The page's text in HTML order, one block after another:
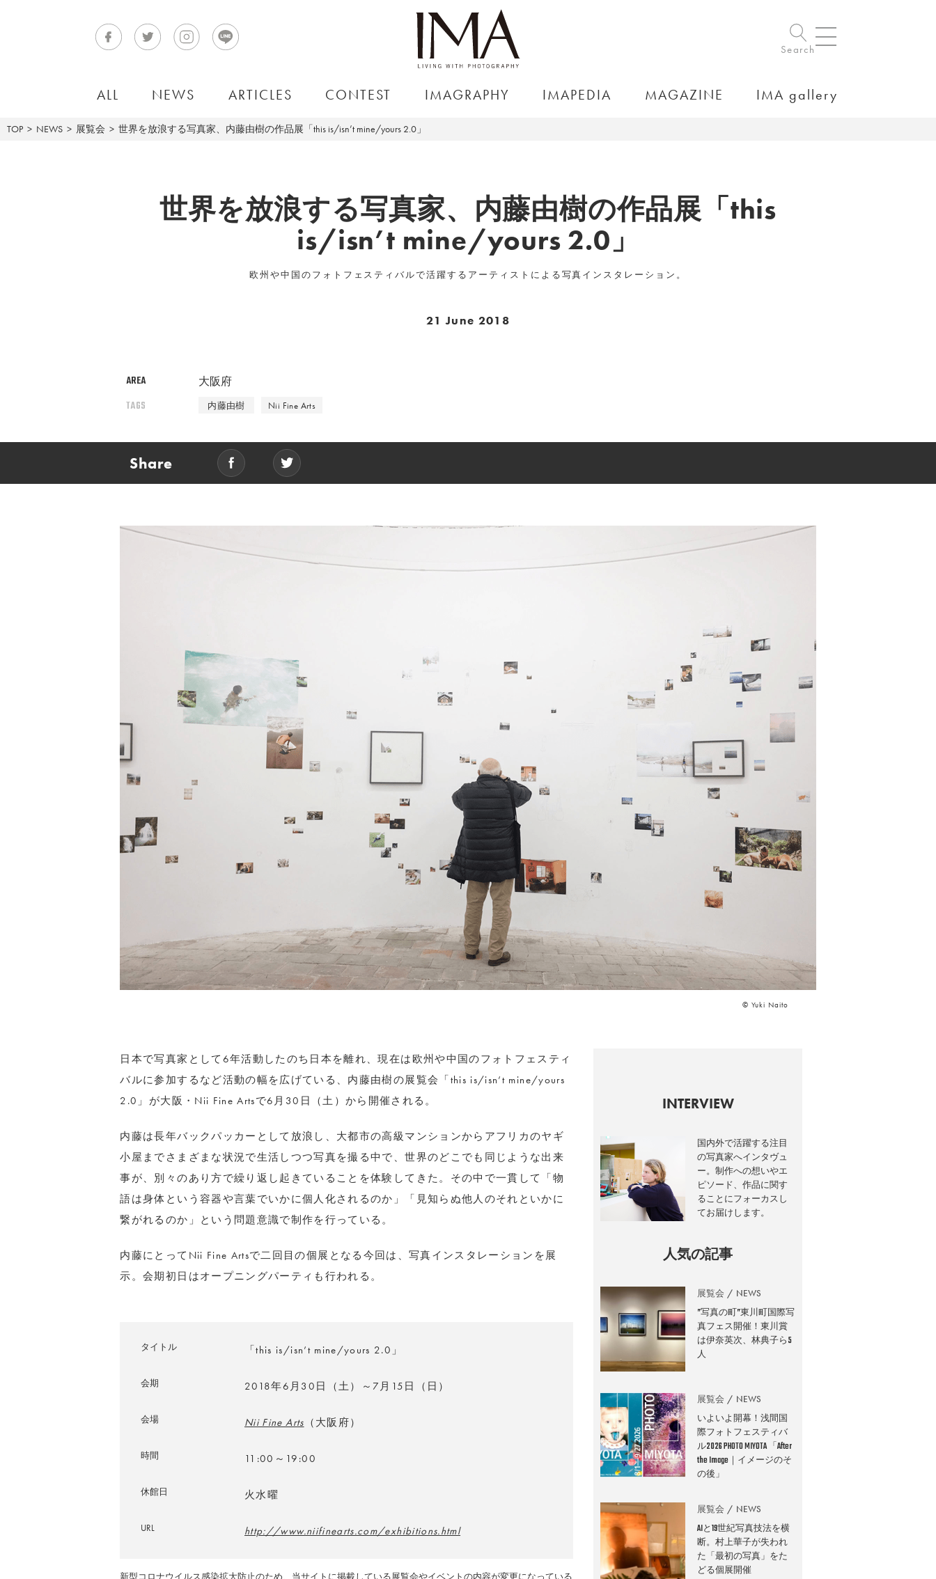
Search
ALL NEWS ARTICLES CONTEST IMAGRAPHY IMAPEDIA MAGAZINE IMA gallery
TOP NEWS 展覧会 世界を放浪する写真家、内藤由樹の作品展「this is/isn’t mine/yours 2.0」
世界を放浪する写真家、内藤由樹の作品展「this
is/isn’t mine/yours 2.0」
欧州や中国のフォトフェスティバルで活躍するアーティストによる写真インスタレーション。
21 June 2018
AREA 大阪府
TAGS 内藤由樹 Nii Fine Arts
Share
© Yuki Naito
日本で写真家として6年活動したのち日本を離れ、現在は欧州や中国のフォトフェスティ
バルに参加するなど活動の幅を広げている、内藤由樹の展覧会「this is/isn’t mine/yours
2.0」が大阪・Nii Fine Artsで6月30日（土）から開催される。
内藤は長年バックパッカーとして放浪し、大都市の高級マンションからアフリカのヤギ
小屋までさまざまな状況で生活しつつ写真を撮る中で、世界のどこでも同じような出来
事が、別々のあり方で繰り返し起きていることを体験してきた。その中で一貫して「物
語は身体という容器や言葉でいかに個人化されるのか」「見知らぬ他人のそれといかに
繋がれるのか」という問題意識で制作を行っている。
内藤にとってNii Fine Artsで二回目の個展となる今回は、写真インスタレーションを展
示。会期初日はオープニングパーティも行われる。
タイトル 「this is/isn’t mine/yours 2.0」
会期 2018年6月30日（土）～7月15日（日）
会場 Nii Fine Arts （大阪府）
時間 11:00～19:00
休館日 火水曜
URL http://www.niifinearts.com/exhibitions.html
新型コロナウイルス感染拡大防止のため、当サイトに掲載している展覧会やイベントの内容が変更になっている
INTERVIEW
国内外で活躍する注目
の写真家へインタヴュ
ー。制作への想いやエ
ピソード、作品に関す
ることにフォーカスし
てお届けします。
人気の記事
展覧会 NEWS
”写真の町”東川町国際写
真フェス開催！東川賞
は伊奈英次、林典子ら5
人
展覧会 NEWS
いよいよ開幕！浅間国
際フォトフェスティバ
ル2026 PHOTO MIYOTA 「After
the Image｜イメージのそ
の後」
展覧会 NEWS
AIと19世紀写真技法を横
断。村上華子が失われ
た「最初の写真」をた
どる個展開催